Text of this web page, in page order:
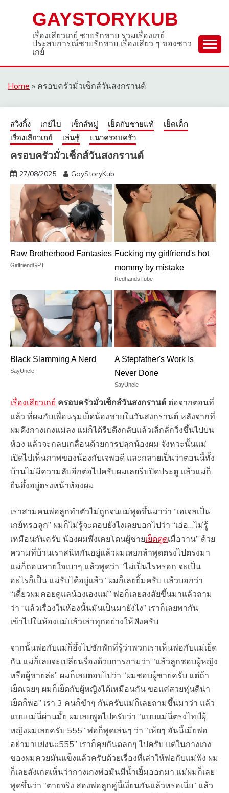
GAYSTORYKUB
เรื่องเสียวเกย์ ชายรักชาย รวมเรื่องเกย์
ประสบการณ์ชายรักชาย เรื่องเสียว ๆ ของชาว
เกย์
Home » ครอบครัวมั่วเซ็กส์วันสงกรานต์
สวิงกิ้ง เกย์ไบ เซ็กส์หมู่ เย็ดกับชายแท้
เย็ดเด็ก
เรื่องเสียวเกย์
เล่นชู้ แนวครอบครัว
ครอบครัวมั่วเซ็กส์วันสงกรานต์
27/08/2025 GayStoryKub
Raw Brotherhood Fantasies
GirlfriendGPT
Fucking my girlfriend's hot
mommy by mistake
RedhandsTube
Black Slamming A Nerd
SayUncle
A Stepfather's Work Is
Never Done
SayUncle
เรื่องเสียวเกย์ ครอบครัวมั่วเซ็กส์วันสงกรานต์ ต่อจากตอนที่
แล้ว ที่ผมกับเพื่อนรุมเย็ดน้องชายในวันสงกรานต์ หลังจากที่
ผมดึงกางเกงแม่ลง แม่ก็ได้รีบดึงกลับแล้วเลิ่กลั่กวิ่งขึ้นไปบน
ห้อง แล้วจะกลบเกลื่อนด้วยการปลุกน้องผม จังหวะนั้นแม่
เปิดไปเห็นภาพของน้องกับเจพอดี และกลายเป็นว่าตอนนี้ทั้ง
บ้านไม่มีความลับอีกต่อไปครับผมเลยรีบปิดประตู แล้วแม่ก็
ยืนอึ้งอยู่ตรงหน้าห้องผม
เราสามคนพ่อลูกทำตัวไม่ถูกจนแม่พูดขึ้นมาว่า “เอเจลเป็น
เกย์หรอลูก” ผมก็ไม่รู้จะตอบยังไงเลยบอกไปว่า “เอ่อ…ไม่รู้
เหมือนกันครับ น้องผมพึ่งเคยโดนผู้ชายเย็ดตูดเมื่อวาน” ด้วย
ความที่บ้านเราสนิทกันอยู่แล้วผมเลยกล้าพูดตรงไปตรงมา
แม่ก็ถอนหายใจเบาๆ แล้วพูดว่า “ไม่เป็นไรหรอก จะเป็น
อะไรก็เป็น แม่รับได้อยู่แล้ว” ผมก็เลยยิ้มครับ แล้วบอกว่า
“เดี๋ยวผมคอยดูแลน้องเองแม่” พ่อก็เลยสงสัยขึ้นมาแล้วถาม
ว่า “แล้วเรื่องในห้องนั้นมันเป็นมายังไง” เราก็เลยพากัน
เข้าไปในห้องแม่แล้วเล่าทุกอย่างให้ฟังครับ
จากนั้นพ่อกับแม่ก็อึ้งไปซักพักที่รู้ว่าพวกเราเห็นพ่อกับแม่เย็ด
กัน แม่ก็เลยจะเปลี่ยนรื่องด้วยการถามว่า “แล้วลูกชอบผู้หญิง
หรือผู้ชายล่ะ” ผมก็เลยตอบไปว่า “ผมชอบผู้ชายครับ แต่ถ้า
เย็ดเฉยๆ ผมก็เย็ดกับผู้หญิงได้เหมือนกัน ขอแค่สวยหุ่นดีน่า
เย็ดก็พอ” เรา 3 คนก็ขำๆ กันครับแม่ก็เลยถามขึ้นมาว่า แล้ว
แบบแม่นี่ผ่านมั้ย ผมเลยพูดไปครับว่า “แบบแม่นี่ตรงไทป์ผุ้
หญิงผมเลยครับ 555” พ่อก็พูดเล่นๆ ว่า “เห้ยๆ อันนี้เมียพ่อ
อย่ามาแย่งนะ555” เราก็คุยกันตลกๆ ไปครับ แต่ในกางเกง
ของผมควยมันแข็งแล้วครับด้วยเรื่องที่เล่าให้พ่อกับแม่ฟัง ผม
ก็เลยสังเกตเห็นว่ากางเกงพ่อมันมีน้ำเยิ้มออกมา แม่ผมก็เลย
พูดขึ้นว่า “ตายจริง สองพ่อลูกคู่นี้เงี่ยนกันแล้วหรอเนี่ย” แล้ว